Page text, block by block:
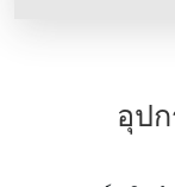
ประกอบก
อุป